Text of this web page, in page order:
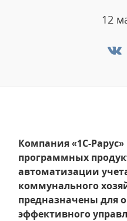
12
Компания «1С-
программных
автоматизации
коммунального
предназначены для
эффективного